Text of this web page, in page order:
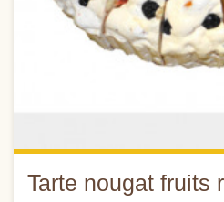
Tarte nougat fruits